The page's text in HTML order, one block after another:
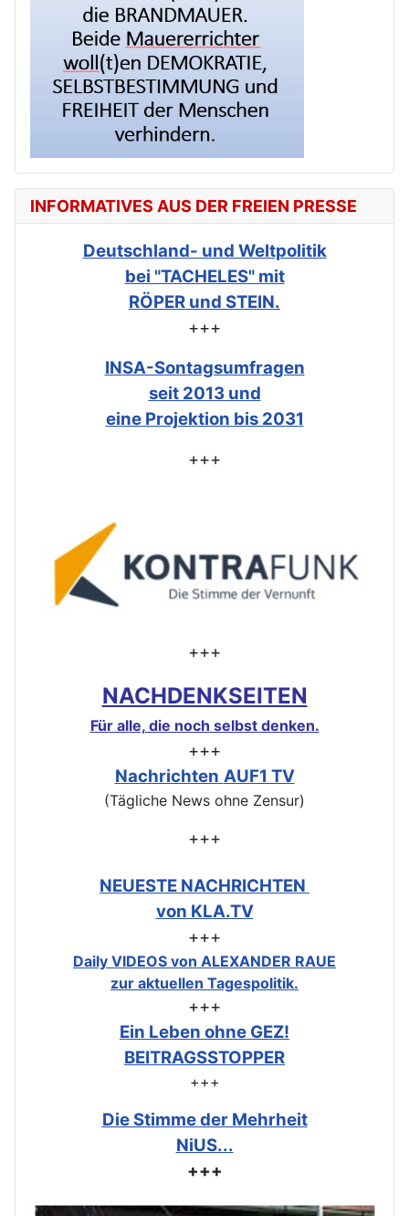
INFORMATIVES AUS DER FREIEN PRESSE
Deutschland- und Weltpolitik
bei "TACHELES" mit
RÖPER und STEIN.
+++
INSA-Sontagsumfragen
seit 2013 und
eine Projektion bis 2031
+++
+++
NACHDENKSEITEN
Für alle, die noch selbst denken.
+++
Nachrichten AUF1 TV
(Tägliche News ohne Zensur)
+++
NEUESTE NACHRICHTEN
von KLA.TV
+++
Daily VIDEOS von ALEXANDER RAUE
zur aktuellen Tagespolitik.
+++
Ein Leben ohne GEZ!
BEITRAGSSTOPPER
+++
Die Stimme der Mehrheit
NiUS...
+++